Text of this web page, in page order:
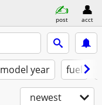
post acct
model year fuel
newest